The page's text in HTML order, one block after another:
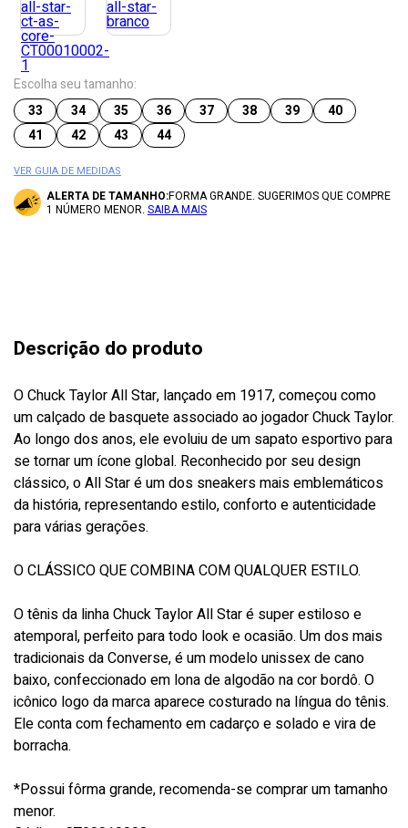
Escolha seu tamanho:
33
34 35 36 37 38 39
40
41
42 43 44
VER GUIA DE MEDIDAS
ALERTA DE TAMANHO:FORMA GRANDE. SUGERIMOS QUE COMPRE
1 NÚMERO MENOR. SAIBA MAIS
Descrição do produto
O Chuck Taylor All Star, lançado em 1917, começou como
um calçado de basquete associado ao jogador Chuck Taylor.
Ao longo dos anos, ele evoluiu de um sapato esportivo para
se tornar um ícone global. Reconhecido por seu design
clássico, o All Star é um dos sneakers mais emblemáticos
da história, representando estilo, conforto e autenticidade
para várias gerações.
O CLÁSSICO QUE COMBINA COM QUALQUER ESTILO.
O tênis da linha Chuck Taylor All Star é super estiloso e
atemporal, perfeito para todo look e ocasião. Um dos mais
tradicionais da Converse, é um modelo unissex de cano
baixo, confeccionado em lona de algodão na cor bordô. O
icônico logo da marca aparece costurado na língua do tênis.
Ele conta com fechamento em cadarço e solado e vira de
borracha.
*Possui fôrma grande, recomenda-se comprar um tamanho
menor.